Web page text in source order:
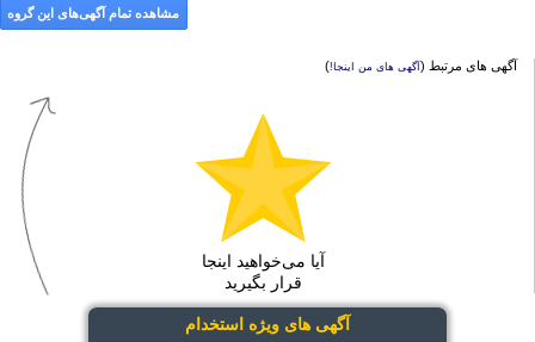
مشاهده تمام آگهی‌های این گروه
آگهی های مرتبط (آگهی های من اینجا!)
آیا می‌خواهید اینجا
قرار بگیرید
آگهی های ویژه استخدام